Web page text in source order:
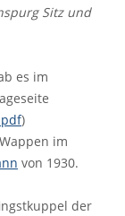
Sitz und
es im
)
im
von 1930.
der